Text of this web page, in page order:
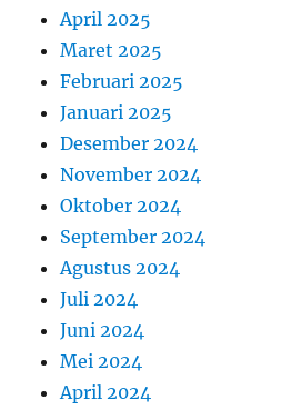
April 2025
Maret 2025
Februari 2025
Januari 2025
Desember 2024
November 2024
Oktober 2024
September 2024
Agustus 2024
Juli 2024
Juni 2024
Mei 2024
April 2024